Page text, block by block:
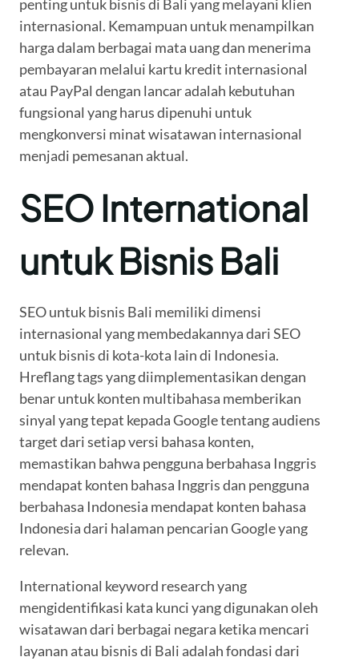
penting untuk bisnis di Bali yang melayani klien
internasional. Kemampuan untuk menampilkan
harga dalam berbagai mata uang dan menerima
pembayaran melalui kartu kredit internasional
atau PayPal dengan lancar adalah kebutuhan
fungsional yang harus dipenuhi untuk
mengkonversi minat wisatawan internasional
menjadi pemesanan aktual.
SEO International
untuk Bisnis Bali
SEO untuk bisnis Bali memiliki dimensi
internasional yang membedakannya dari SEO
untuk bisnis di kota-kota lain di Indonesia.
Hreflang tags yang diimplementasikan dengan
benar untuk konten multibahasa memberikan
sinyal yang tepat kepada Google tentang audiens
target dari setiap versi bahasa konten,
memastikan bahwa pengguna berbahasa Inggris
mendapat konten bahasa Inggris dan pengguna
berbahasa Indonesia mendapat konten bahasa
Indonesia dari halaman pencarian Google yang
relevan.
International keyword research yang
mengidentifikasi kata kunci yang digunakan oleh
wisatawan dari berbagai negara ketika mencari
layanan atau bisnis di Bali adalah fondasi dari